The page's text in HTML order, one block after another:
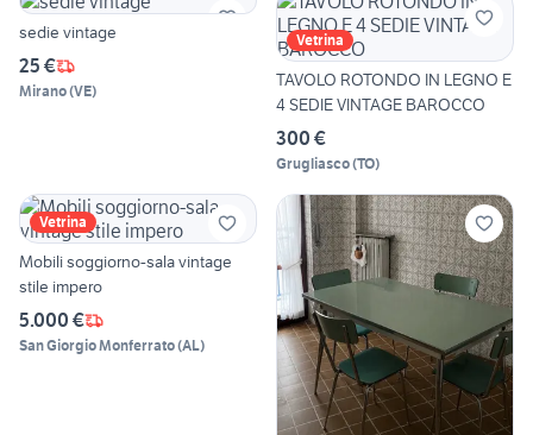
sedie vintage
25 €
Mirano(VE)
Vetrina
TAVOLO ROTONDO IN LEGNO E
4 SEDIE VINTAGE BAROCCO
300 €
Grugliasco(TO)
Vetrina
Mobili soggiorno-sala vintage
stile impero
5.000 €
San Giorgio Monferrato(AL)